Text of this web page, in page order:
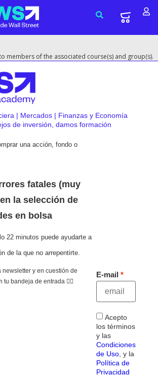
members of the associated course(s) and group(s).
| Mercados | Finanzas y Economía
de inversión, damos formación
una acción, fondo o
fatales (muy
la selección de
en bolsa
22 minutos puede ayudarte a
de la que no arrepentirte.
y en cuestión de
bandeja de entrada 👇🏻
E-mail
Acepto
los términos
y las
Condiciones
de Uso, y la
Política de
Privacidad